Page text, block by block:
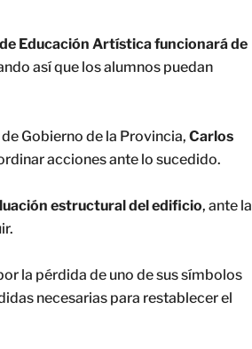
Educación Artística funcionará de
así que los alumnos puedan
Gobierno de la Provincia, Carlos
acciones ante lo sucedido.
estructural del edificio, ante la
la pérdida de uno de sus símbolos
necesarias para restablecer el